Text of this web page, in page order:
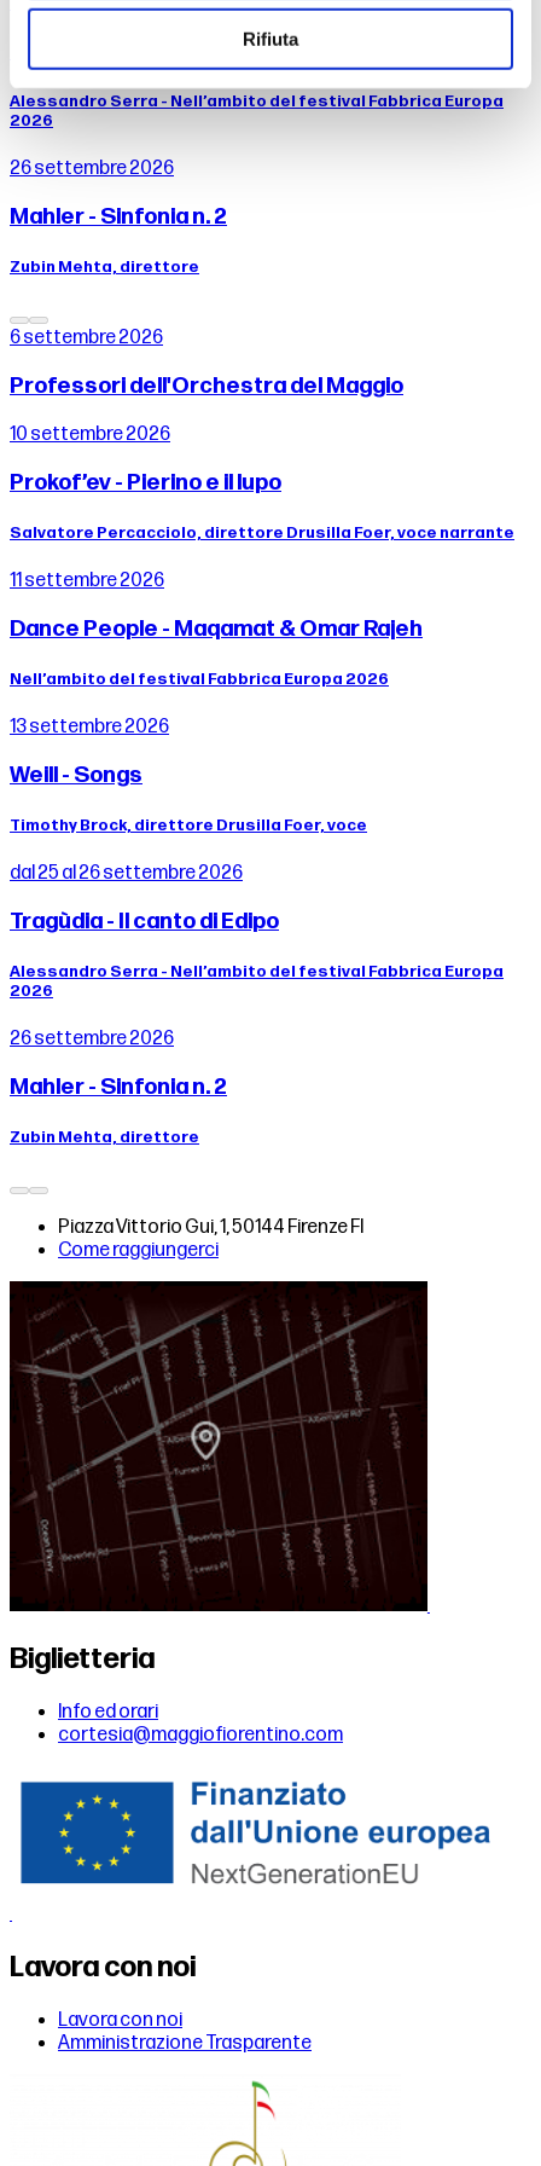
Rifiuta
Tragùdia - Il canto di Edipo
Alessandro Serra - Nell’ambito del festival Fabbrica Europa
2026
26 settembre 2026
Mahler - Sinfonia n. 2
Zubin Mehta, direttore
6 settembre 2026
Professori dell'Orchestra del Maggio
10 settembre 2026
Prokof’ev - Pierino e il lupo
Salvatore Percacciolo, direttore Drusilla Foer, voce narrante
11 settembre 2026
Dance People - Maqamat & Omar Rajeh
Nell’ambito del festival Fabbrica Europa 2026
13 settembre 2026
Weill - Songs
Timothy Brock, direttore Drusilla Foer, voce
dal 25 al 26 settembre 2026
Tragùdia - Il canto di Edipo
Alessandro Serra - Nell’ambito del festival Fabbrica Europa
2026
26 settembre 2026
Mahler - Sinfonia n. 2
Zubin Mehta, direttore
Piazza Vittorio Gui, 1, 50144 Firenze FI
Come raggiungerci
Biglietteria
Info ed orari
cortesia@maggiofiorentino.com
Lavora con noi
Lavora con noi
Amministrazione Trasparente